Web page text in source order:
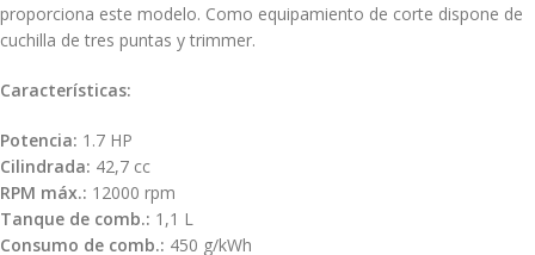
proporciona este modelo. Como equipamiento de corte dispone de
cuchilla de tres puntas y trimmer.
Características:
Potencia: 1.7 HP
Cilindrada: 42,7 cc
RPM máx.: 12000 rpm
Tanque de comb.: 1,1 L
Consumo de comb.: 450 g/kWh